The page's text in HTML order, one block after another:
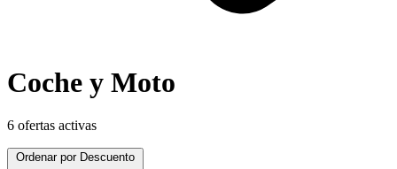
Coche y Moto
6 ofertas activas
Ordenar por Descuento